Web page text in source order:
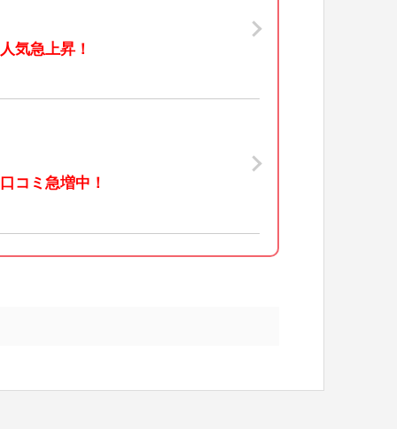
人気急上昇！
口コミ急増中！